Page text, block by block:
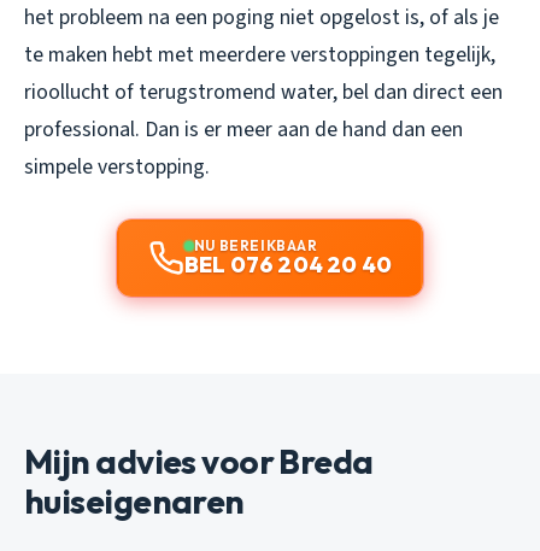
het probleem na een poging niet opgelost is, of als je
te maken hebt met meerdere verstoppingen tegelijk,
rioollucht of terugstromend water, bel dan direct een
professional. Dan is er meer aan de hand dan een
simpele verstopping.
NU BEREIKBAAR
BEL 076 204 20 40
Mijn advies voor Breda
huiseigenaren